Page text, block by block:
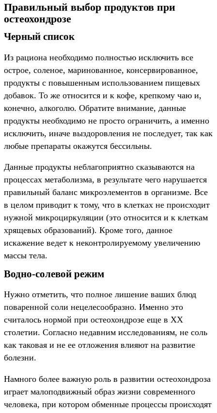
Правильный выбор продуктов при
остеохондрозе
Черный список
Из рациона необходимо полностью исключить все
острое, соленое, маринованное, консервированное,
продукты с повышенным использованием пищевых
добавок. То же относится и к кофе, крепкому чаю и,
конечно, алкоголю. Обратите внимание, данные
продукты необходимо не просто ограничить, а именно
исключить, иначе выздоровления не последует, так как
любые препараты окажутся бессильны.
Данные продукты неблагоприятно сказываются на
процессах метаболизма, в результате чего нарушается
правильный баланс микроэлементов в организме. Все
в целом приводит к тому, что в клетках не происходит
нужной микроциркуляции (это относится и к клеткам
хрящевых образований). Кроме того, данное
искажение ведет к неконтролируемому увеличению
массы тела.
Водно-солевой режим
Нужно отметить, что полное лишение ваших блюд
поваренной соли нецелесообразно. Именно это
считалось нормой при остеохондрозе еще в XX
столетии. Согласно недавним исследованиям, не соль
как таковая и не ее отложения влияют на развитие
болезни.
Намного более важную роль в развитии остеохондроза
играет малоподвижный образ жизни современного
человека, при котором обменные процессы происходят